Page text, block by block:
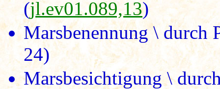
(jl.ev01.089,13)
Marsbenennung \ durch
24)
Marsbesichtigung \